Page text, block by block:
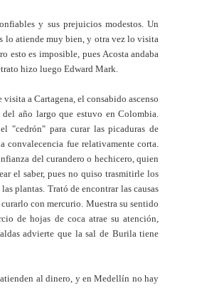
y sus prejuicios modestos. Un
lo atiende muy bien, y otra vez lo visita
esto es imposible, pues Acosta andaba
hizo luego Edward Mark.
a Cartagena, el consabido ascenso
año largo que estuvo en Colombia.
"cedrón" para curar las picaduras de
convalecencia fue relativamente corta.
del curandero o hechicero, quien
el saber, pues no quiso trasmitirle los
plantas. Trató de encontrar las causas
con mercurio. Muestra su sentido
de hojas de coca atrae su atención,
advierte que la sal de Burila tiene
al dinero, y en Medellín no hay